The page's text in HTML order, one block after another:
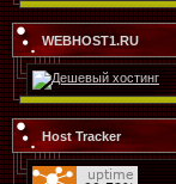
WEBHOST1.RU
Host Tracker